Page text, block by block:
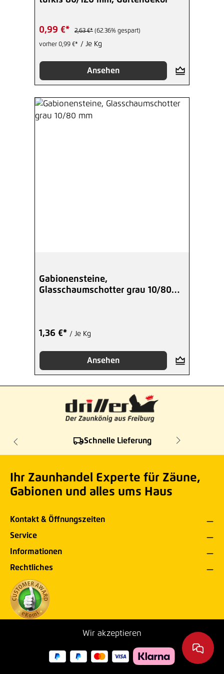
0,99 €* 2,63 €* (62.36% gespart)
vorher 0,99 €* / Je Kg
Ansehen
Gabionensteine,
Glasschaumschotter grau 10/80
1,36 €* / Je Kg
Ansehen
Schnelle Lieferung
Ihr Zaunhandel Experte für Zäune,
Gabionen und alles ums Haus
Kontakt & Öffnungszeiten
Service
Informationen
Rechtliches
Wir akzeptieren